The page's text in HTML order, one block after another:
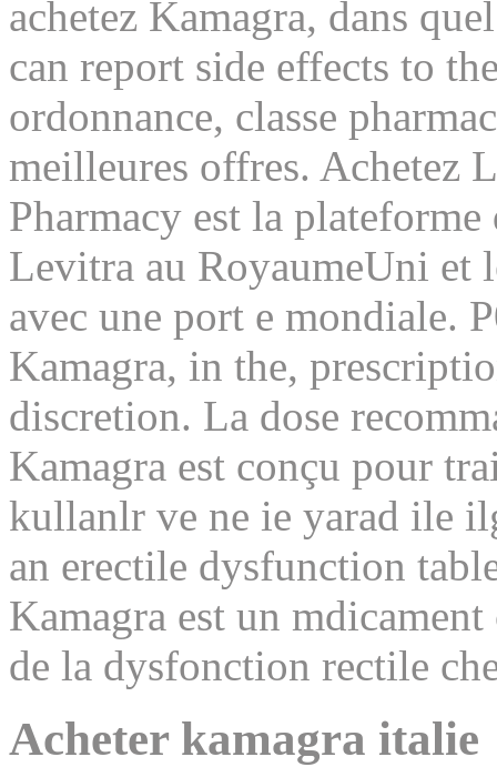
achetez Kamagra, dans
can report side effects to
ordonnance, classe
meilleures offres. Achetez
Pharmacy est la
Levitra au RoyaumeUni et
avec une port e mondiale.
Kamagra, in the,
discretion. La dose
Kamagra est conçu pour
kullanlr ve ne ie yarad ile
an erectile dysfunction
Kamagra est un
de la dysfonction rectile
Acheter kamagra italie